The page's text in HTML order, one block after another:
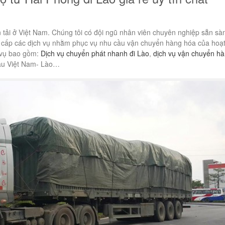
ở Việt Nam. Chúng tôi có đội ngũ nhân viên chuyên nghiệp sẵn
các dịch vụ nhằm phục vụ nhu cầu vận chuyển hàng hóa của hoạt
bao gồm: Dịch vụ chuyển phát nhanh đi Lào, dịch vụ vận chuyển
Việt Nam- Lào…